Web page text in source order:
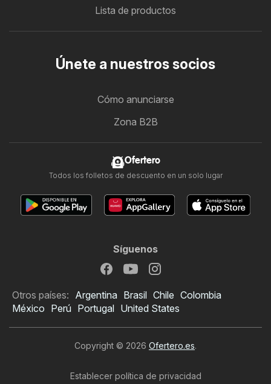
Lista de productos
Únete a nuestros socios
Cómo anunciarse
Zona B2B
Ofertero
Todos los folletos de descuento en un solo lugar
Síguenos
Otros países: Argentina Brasil Chile Colombia
México Perú Portugal United States
Copyright © 2026 Ofertero.es.
Establecer política de privacidad